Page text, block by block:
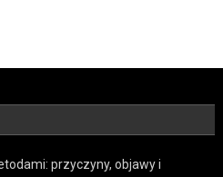
przyczyny, objawy i